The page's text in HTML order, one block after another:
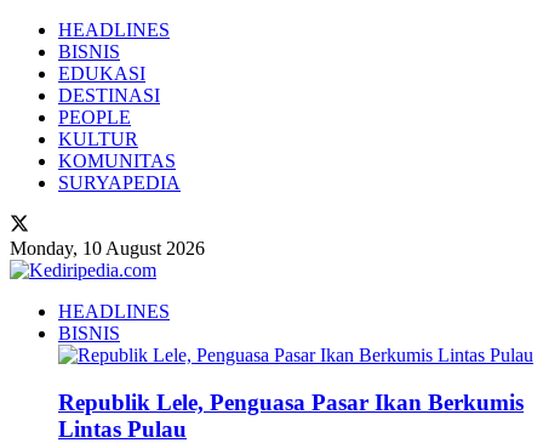
HEADLINES
BISNIS
EDUKASI
DESTINASI
PEOPLE
KULTUR
KOMUNITAS
SURYAPEDIA
Monday, 10 August 2026
HEADLINES
BISNIS
Republik Lele, Penguasa Pasar Ikan Berkumis
Lintas Pulau